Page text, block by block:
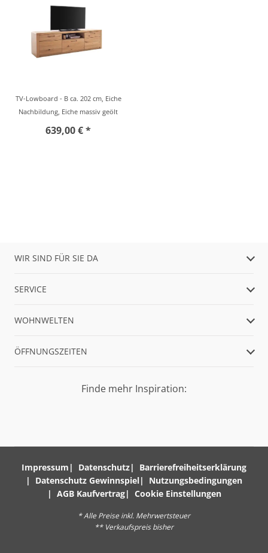
TV-Lowboard - B ca. 202 cm, Eiche
Nachbildung, Eiche massiv geölt
639,00 € *
WIR SIND FÜR SIE DA
SERVICE
WOHNWELTEN
ÖFFNUNGSZEITEN
Finde mehr Inspiration:
Impressum Datenschutz
Barrierefreiheitserklärung
Datenschutz Gewinnspiel
Nutzungsbedingungen
AGB Kaufvertrag
Cookie Einstellungen
* Alle Preise inkl. Mehrwertsteuer
** Verkaufspreis bisher